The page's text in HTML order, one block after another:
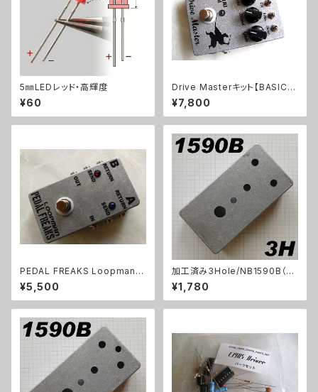
5㎜LEDレッド・高輝度
¥60
Drive Masterキット【BASIC K
IT】
¥7,800
PEDAL FREAKS Loopman 2
Loopキット
¥5,500
加工済み3Hole/NB1590B（11
2x61x32mm）アルミダイキャス
トケース
¥1,780